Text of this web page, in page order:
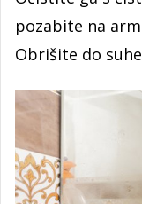
pozabite na
Obrišite do